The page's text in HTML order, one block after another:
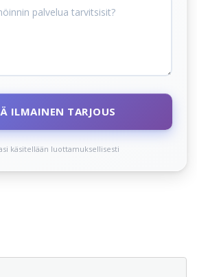
ILMAINEN TARJOUS
käsitellään luottamuksellisesti